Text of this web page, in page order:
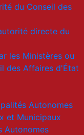
du Conseil des
directe du
les Ministères ou
des Affaires d'État
Autonomes
et Municipaux
Autonomes